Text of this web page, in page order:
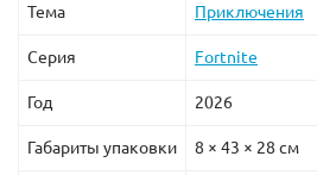
Тема Приключения
Серия Fortnite
Год 2026
Габариты упаковки 8 × 43 × 28 см